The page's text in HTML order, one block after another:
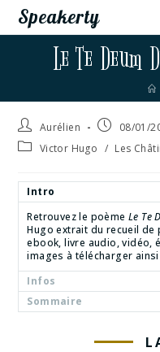
Speakerty
Le Te Deum
Aurélien
08/01/
Victor Hugo / Les
Intro
Retrouvez le poèmeLe Te
Hugo extrait du recueil
ebook, livre audio, vidéo,
images à télécharger ainsi
Infos
Sommaire